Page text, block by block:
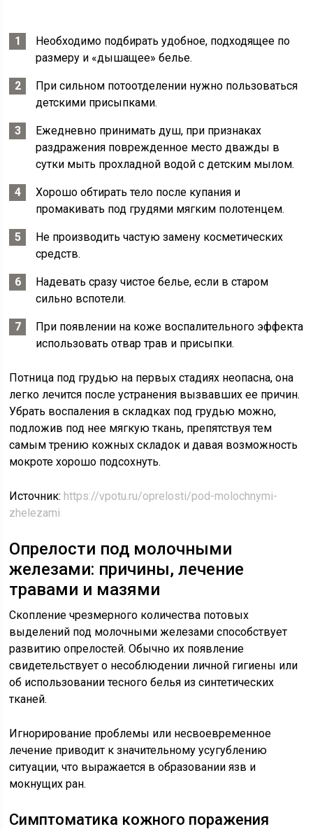
Необходимо подбирать удобное, подходящее по
размеру и «дышащее» белье.
При сильном потоотделении нужно пользоваться
детскими присыпками.
Ежедневно принимать душ, при признаках
раздражения поврежденное место дважды в
сутки мыть прохладной водой с детским мылом.
Хорошо обтирать тело после купания и
промакивать под грудями мягким полотенцем.
Не производить частую замену косметических
средств.
Надевать сразу чистое белье, если в старом
сильно вспотели.
При появлении на коже воспалительного эффекта
использовать отвар трав и присыпки.
Потница под грудью на первых стадиях неопасна, она
легко лечится после устранения вызвавших ее причин.
Убрать воспаления в складках под грудью можно,
подложив под нее мягкую ткань, препятствуя тем
самым трению кожных складок и давая возможность
мокроте хорошо подсохнуть.
Источник: https://vpotu.ru/oprelosti/pod-molochnymi-
zhelezami
Опрелости под молочными
железами: причины, лечение
травами и мазями
Скопление чрезмерного количества потовых
выделений под молочными железами способствует
развитию опрелостей. Обычно их появление
свидетельствует о несоблюдении личной гигиены или
об использовании тесного белья из синтетических
тканей.
Игнорирование проблемы или несвоевременное
лечение приводит к значительному усугублению
ситуации, что выражается в образовании язв и
мокнущих ран.
Симптоматика кожного поражения